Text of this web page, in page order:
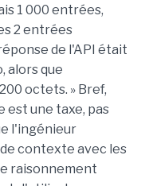
1 000 entrées,
2 entrées
de l'API était
alors que
octets. » Bref,
est une taxe, pas
l'ingénieur
contexte avec les
raisonnement